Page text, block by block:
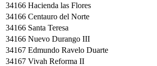
34166 Hacienda las Flores
34166 Centauro del Norte
34166 Santa Teresa
34166 Nuevo Durango III
34167 Edmundo Ravelo Duarte
34167 Vivah Reforma II